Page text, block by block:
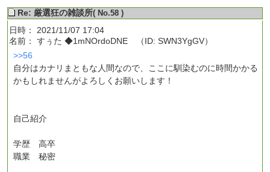
Re: 厳選狂の雑談所( No.58 )
日時： 2021/11/07 17:04
名前： すぅた ◆1mNOrdoDNE （ID: SWN3YgGV）
>>56
自分はカナリまともな人間なので、ここに馴染むのに時間かかる
かもしれませんがよろしくお願いします！
自己紹介
学歴 高卒
職業 秘密